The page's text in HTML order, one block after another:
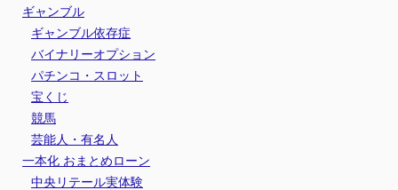
ギャンブル
ギャンブル依存症
バイナリーオプション
パチンコ・スロット
宝くじ
競馬
芸能人・有名人
一本化 おまとめローン
中央リテール実体験